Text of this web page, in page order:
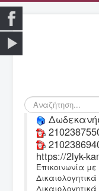
Αναζήτηση...
https://2lyk-
Επικοινωνία με
Δικαιολογητικά
Δικαιολογητικά